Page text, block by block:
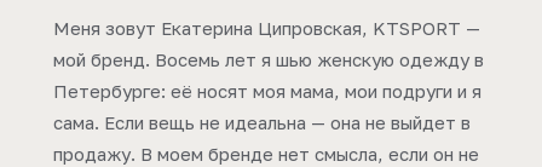
Меня зовут Екатерина Ципровская, KTSPORT —
мой бренд. Восемь лет я шью женскую одежду в
Петербурге: её носят моя мама, мои подруги и я
сама. Если вещь не идеальна — она не выйдет в
продажу. В моем бренде нет смысла, если он не